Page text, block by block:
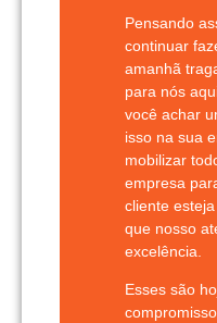
Pensando
continuar
amanhã
para nós
você achar
isso na sua
mobilizar
empresa
cliente
que nosso
excelência.
Esses são